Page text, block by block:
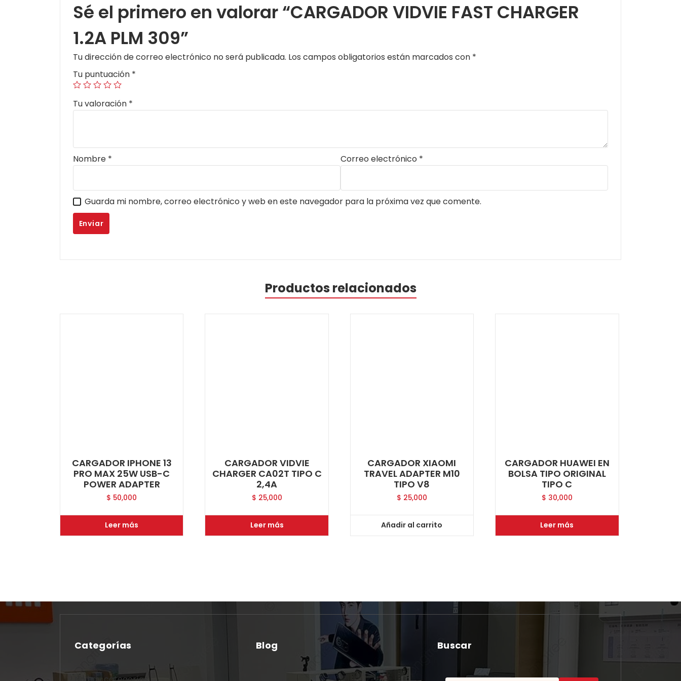
Sé el primero en valorar “CARGADOR VIDVIE FAST CHARGER
1.2A PLM 309”
Tu dirección de correo electrónico no será publicada. Los campos obligatorios están marcados con *
Tu puntuación *
Tu valoración *
Nombre * Correo electrónico *
Guarda mi nombre, correo electrónico y web en este navegador para la próxima vez que comente.
Productos relacionados
CARGADOR IPHONE 13
PRO MAX 25W USB-C
POWER ADAPTER
$ 50,000
Leer más
CARGADOR VIDVIE
CHARGER CA02T TIPO C
2,4A
$ 25,000
Leer más
CARGADOR XIAOMI
TRAVEL ADAPTER M10
TIPO V8
$ 25,000
Añadir al carrito
CARGADOR HUAWEI EN
BOLSA TIPO ORIGINAL
TIPO C
$ 30,000
Leer más
Categorías Blog Buscar